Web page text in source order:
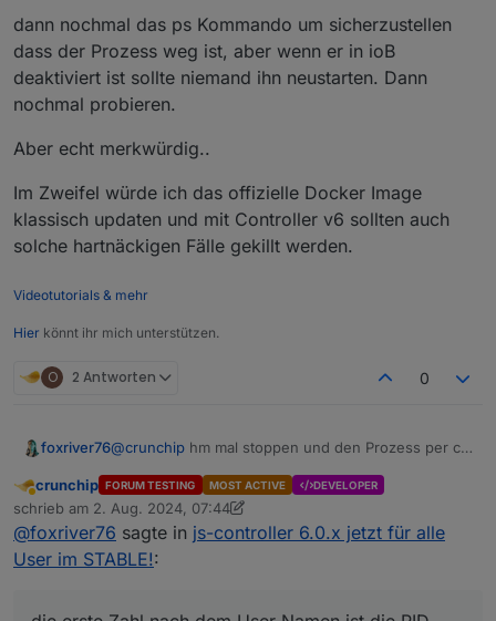
2024-08-02 09:25:19.287  - [31merror[39m:
2024-08-02 09:25:19.301  - [31merror[39m:
2024-08-02 09:25:24.290  - [31merror[39m:
2024-08-02 09:25:24.301  -
2024-08-02 09:25:29.292  - [31merror[39m:
dann nochmal das ps Kommando um sicherzustellen
dass der Prozess weg ist, aber wenn er in ioB
deaktiviert ist sollte niemand ihn neustarten. Dann
nochmal probieren.
Aber echt merkwürdig..
Im Zweifel würde ich das offizielle Docker Image
klassisch updaten und mit Controller v6 sollten auch
solche hartnäckigen Fälle gekillt werden.
Videotutorials & mehr
Hier könnt ihr mich unterstützen.
O 2 Antworten 0
foxriver76@crunchip hm mal stoppen und den Prozess per cli
lassen.
Vorher im ioBroker den Adapter deaktivieren
ps -aux | grep io.vis-inventwo
Zahl nach dem User Namen ist die PID
dannkill -9 <pid>
dann nochmal das ps Kommando um sicherzustellen
dass der Prozess weg ist, aber wenn er in ioB
Abwesend
crunchip FORUM TESTING MOST ACTIVE DEVELOPER
schrieb am 2. Aug. 2024, 07:44
zuletzt editiert von crunchip 8. Feb. 2024, 10:19
@foxriver76 sagte in js-controller 6.0.x jetzt für alle
User im STABLE!: